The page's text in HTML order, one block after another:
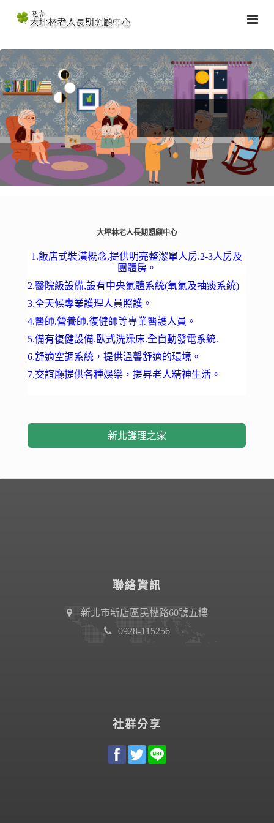
大坪林老人長期照顧中心
1.飯店式裝潢概念,提供明亮整潔單人房.2-3人房及
團體房。
2.醫院級設備,設有中央氣體系統(氧氣及抽痰系統)
3.全天候專業護理人員照護。
4.醫師.營養師.復健師等專業醫護人員。
5.備有復健設備.臥式洗澡床.全自動發電系統.
6.舒適空調系統，提供溫馨舒適的環境。
7.交誼廳提供各種娛樂，提昇老人精神生活。
新北護理之家
聯絡資訊
新北市新店區民權路60號五樓
0928-115256
社群分享